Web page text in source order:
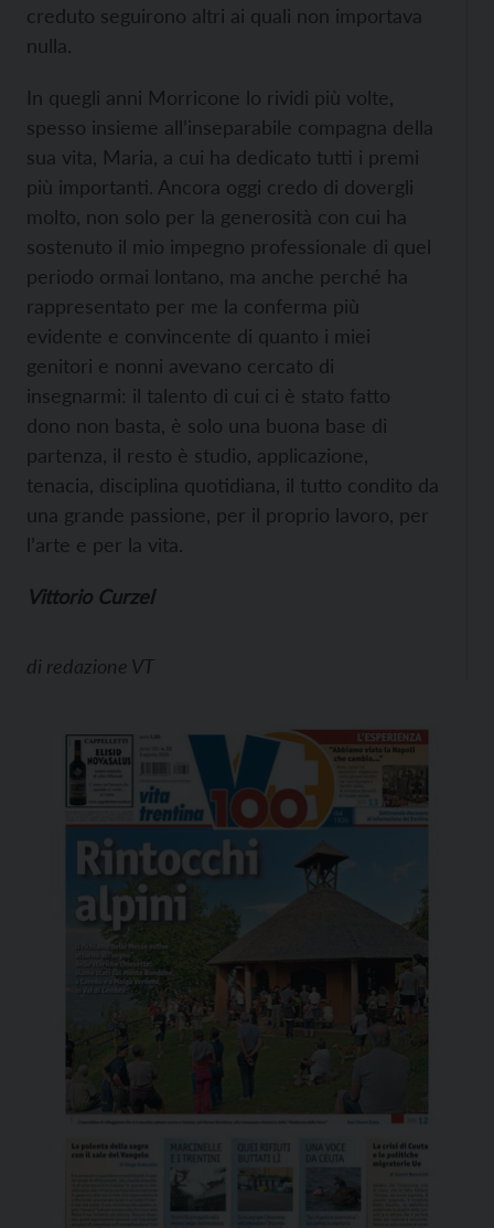
creduto seguirono altri ai quali non importava
nulla.
In quegli anni Morricone lo rividi più volte,
spesso insieme all’inseparabile compagna della
sua vita, Maria, a cui ha dedicato tutti i premi
più importanti. Ancora oggi credo di dovergli
molto, non solo per la generosità con cui ha
sostenuto il mio impegno professionale di quel
periodo ormai lontano, ma anche perché ha
rappresentato per me la conferma più
evidente e convincente di quanto i miei
genitori e nonni avevano cercato di
insegnarmi: il talento di cui ci è stato fatto
dono non basta, è solo una buona base di
partenza, il resto è studio, applicazione,
tenacia, disciplina quotidiana, il tutto condito da
una grande passione, per il proprio lavoro, per
l’arte e per la vita.
Vittorio Curzel
di redazione VT